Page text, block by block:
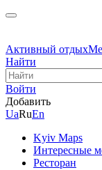
Активный отдых
Найти
Войти
Добавить
UaRuEn
Kyiv Maps
Интересные
Ресторан